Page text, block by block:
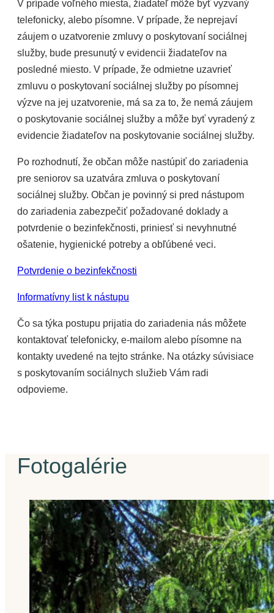
V prípade voľného miesta, žiadateľ môže byť vyzvaný
telefonicky, alebo písomne. V prípade, že neprejaví
záujem o uzatvorenie zmluvy o poskytovaní sociálnej
služby, bude presunutý v evidencii žiadateľov na
posledné miesto. V prípade, že odmietne uzavrieť
zmluvu o poskytovaní sociálnej služby po písomnej
výzve na jej uzatvorenie, má sa za to, že nemá záujem
o poskytovanie sociálnej služby a môže byť vyradený z
evidencie žiadateľov na poskytovanie sociálnej služby.
Po rozhodnutí, že občan môže nastúpiť do zariadenia
pre seniorov sa uzatvára zmluva o poskytovaní
sociálnej služby. Občan je povinný si pred nástupom
do zariadenia zabezpečiť požadované doklady a
potvrdenie o bezinfekčnosti, priniesť si nevyhnutné
ošatenie, hygienické potreby a obľúbené veci.
Potvrdenie o bezinfekčnosti
Informatívny list k nástupu
Čo sa týka postupu prijatia do zariadenia nás môžete
kontaktovať telefonicky, e-mailom alebo písomne na
kontakty uvedené na tejto stránke. Na otázky súvisiace
s poskytovaním sociálnych služieb Vám radi
odpovieme.
Fotogalérie